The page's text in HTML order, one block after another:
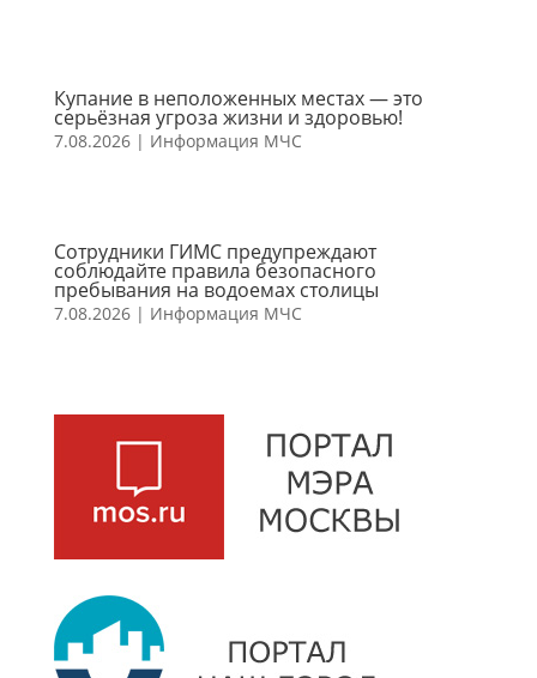
Купание в неположенных местах — это
серьёзная угроза жизни и здоровью!
7.08.2026| Информация МЧС
Сотрудники ГИМС предупреждают
соблюдайте правила безопасного
пребывания на водоемах столицы
7.08.2026| Информация МЧС